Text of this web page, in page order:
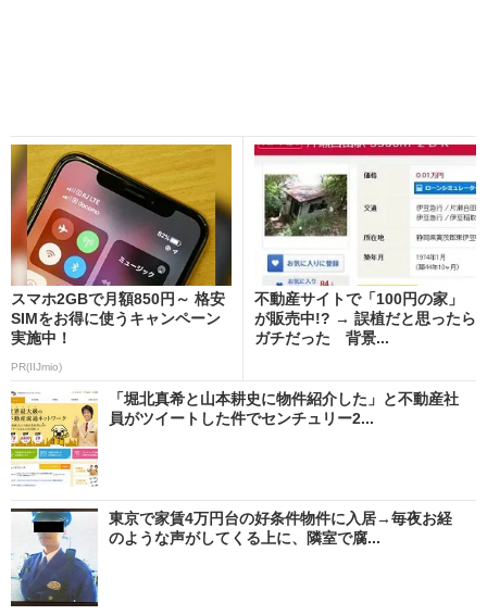
スマホ2GBで月額850円～ 格安
SIMをお得に使うキャンペーン
実施中！
PR(IIJmio)
不動産サイトで「100円の家」
が販売中!? → 誤植だと思ったら
ガチだった 背景...
「堀北真希と山本耕史に物件紹介した」と不動産社
員がツイートした件でセンチュリー2...
東京で家賃4万円台の好条件物件に入居→毎夜お経
のような声がしてくる上に、隣室で腐...